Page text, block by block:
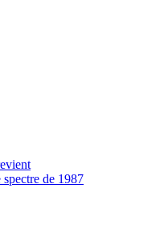
de 1987